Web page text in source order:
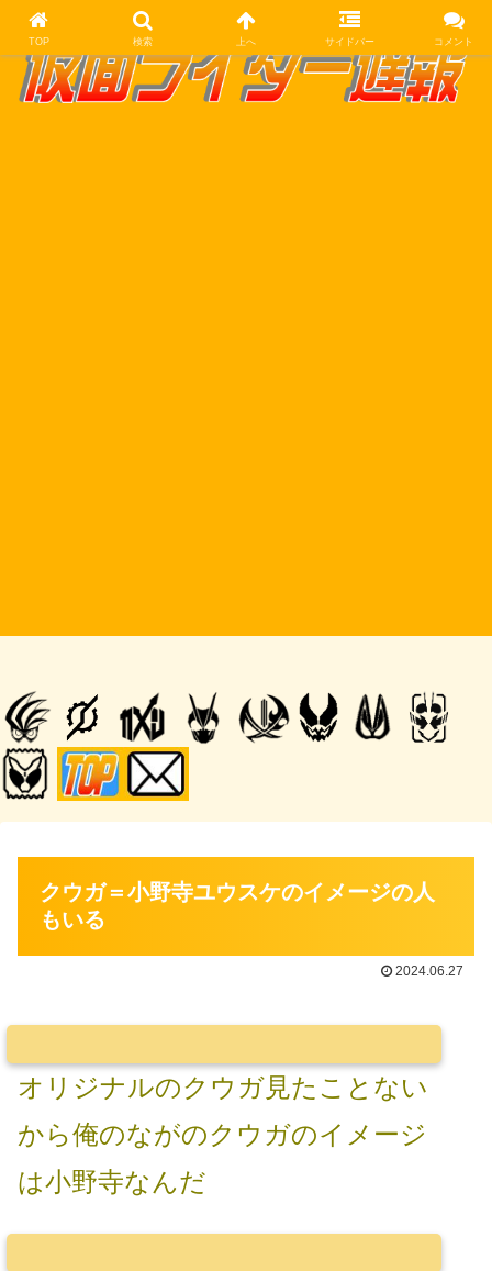
クウガ＝小野寺ユウスケのイメージの人
もいる
2024.06.27
オリジナルのクウガ見たことない
から俺のながのクウガのイメージ
は小野寺なんだ
TOP 検索 上へ サイドバー コメント